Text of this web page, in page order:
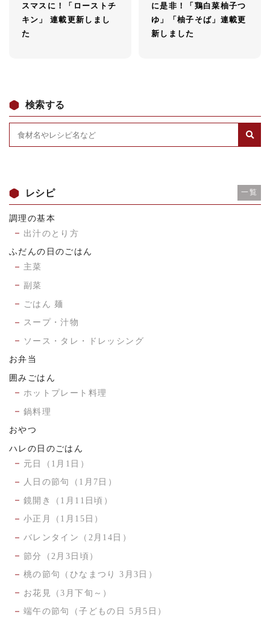
スマスに！「ローストチ
キン」 連載更新しまし
た
に是非！「鶏白菜柚子つ
ゆ」「柚子そば」連載更
新しました
検索する
レシピ 一覧
調理の基本
出汁のとり方
ふだんの日のごはん
主菜
副菜
ごはん 麺
スープ・汁物
ソース・タレ・ドレッシング
お弁当
囲みごはん
ホットプレート料理
鍋料理
おやつ
ハレの日のごはん
元日（1月1日）
人日の節句（1月7日）
鏡開き（1月11日頃）
小正月（1月15日）
バレンタイン（2月14日）
節分（2月3日頃）
桃の節句（ひなまつり 3月3日）
お花見（3月下旬～）
端午の節句（子どもの日 5月5日）